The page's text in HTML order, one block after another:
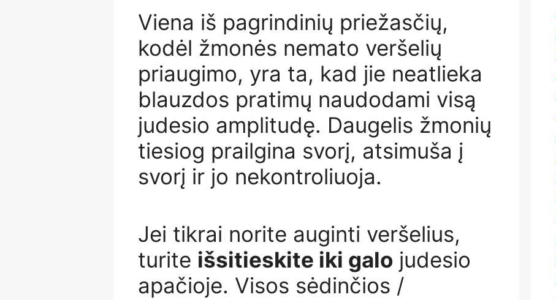
Viena iš pagrindinių priežasčių,
kodėl žmonės nemato veršelių
priaugimo, yra ta, kad jie neatlieka
blauzdos pratimų naudodami visą
judesio amplitudę. Daugelis žmonių
tiesiog prailgina svorį, atsimuša į
svorį ir jo nekontroliuoja.
Jei tikrai norite auginti veršelius,
turite išsitieskite iki galojudesio
apačioje. Visos sėdinčios /